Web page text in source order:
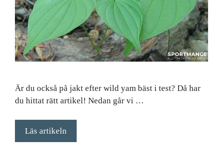
Är du också på jakt efter wild yam bäst i test? Då har
du hittat rätt artikel! Nedan går vi …
Läs artikeln